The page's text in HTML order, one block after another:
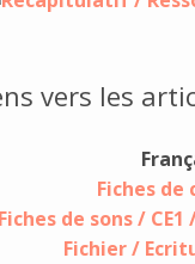
vers les
Fiches de
Fiches de sons /
Fichier /